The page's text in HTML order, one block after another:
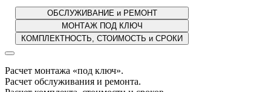
Расчет монтажа «под ключ».
Расчет обслуживания и ремонта.